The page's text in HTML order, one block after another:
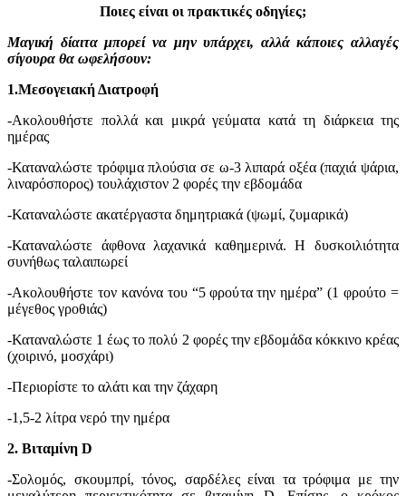
Ποιες είναι οι πρακτικές οδηγίες;
Μαγική δίαιτα μπορεί να μην υπάρχει, αλλά κάποιες αλλαγές
σίγουρα θα ωφελήσουν:
1.Μεσογειακή Διατροφή
-Ακολουθήστε πολλά και μικρά γεύματα κατά τη διάρκεια της
ημέρας
-Καταναλώστε τρόφιμα πλούσια σε ω-3 λιπαρά οξέα (παχιά ψάρια,
λιναρόσπορος) τουλάχιστον 2 φορές την εβδομάδα
-Καταναλώστε ακατέργαστα δημητριακά (ψωμί, ζυμαρικά)
-Καταναλώστε άφθονα λαχανικά καθημερινά. Η δυσκοιλιότητα
συνήθως ταλαιπωρεί
-Ακολουθήστε τον κανόνα του “5 φρούτα την ημέρα” (1 φρούτο =
μέγεθος γροθιάς)
-Καταναλώστε 1 έως το πολύ 2 φορές την εβδομάδα κόκκινο κρέας
(χοιρινό, μοσχάρι)
-Περιορίστε το αλάτι και την ζάχαρη
-1,5-2 λίτρα νερό την ημέρα
2. Βιταμίνη D
-Σολομός, σκουμπρί, τόνος, σαρδέλες είναι τα τρόφιμα με την